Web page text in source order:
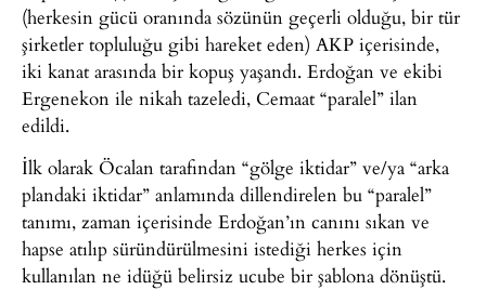
(herkesin gücü oranında sözünün geçerli olduğu, bir tür
şirketler topluluğu gibi hareket eden) AKP içerisinde,
iki kanat arasında bir kopuş yaşandı. Erdoğan ve ekibi
Ergenekon ile nikah tazeledi, Cemaat “paralel” ilan
edildi.
İlk olarak Öcalan tarafından “gölge iktidar” ve/ya “arka
plandaki iktidar” anlamında dillendirelen bu “paralel”
tanımı, zaman içerisinde Erdoğan’ın canını sıkan ve
hapse atılıp süründürülmesini istediği herkes için
kullanılan ne idüğü belirsiz ucube bir şablona dönüştü.